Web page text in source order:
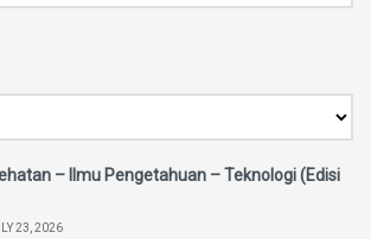
– Ilmu Pengetahuan – Teknologi (Edisi
23, 2026